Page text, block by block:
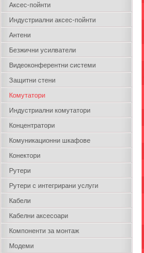
Аксес-пойнти
Индустриални аксес-пойнти
Антени
Безжични усилватели
Видеоконферентни системи
Защитни стени
Комутатори
Индустриални комутатори
Концентратори
Комуникационни шкафове
Конектори
Рутери
Рутери с интегрирани услуги
Кабели
Кабелни аксесоари
Компоненти за монтаж
Модеми